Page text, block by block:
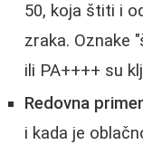
50, koja štiti i
zraka. Oznake
ili PA++++ su
Redovna
i kada je